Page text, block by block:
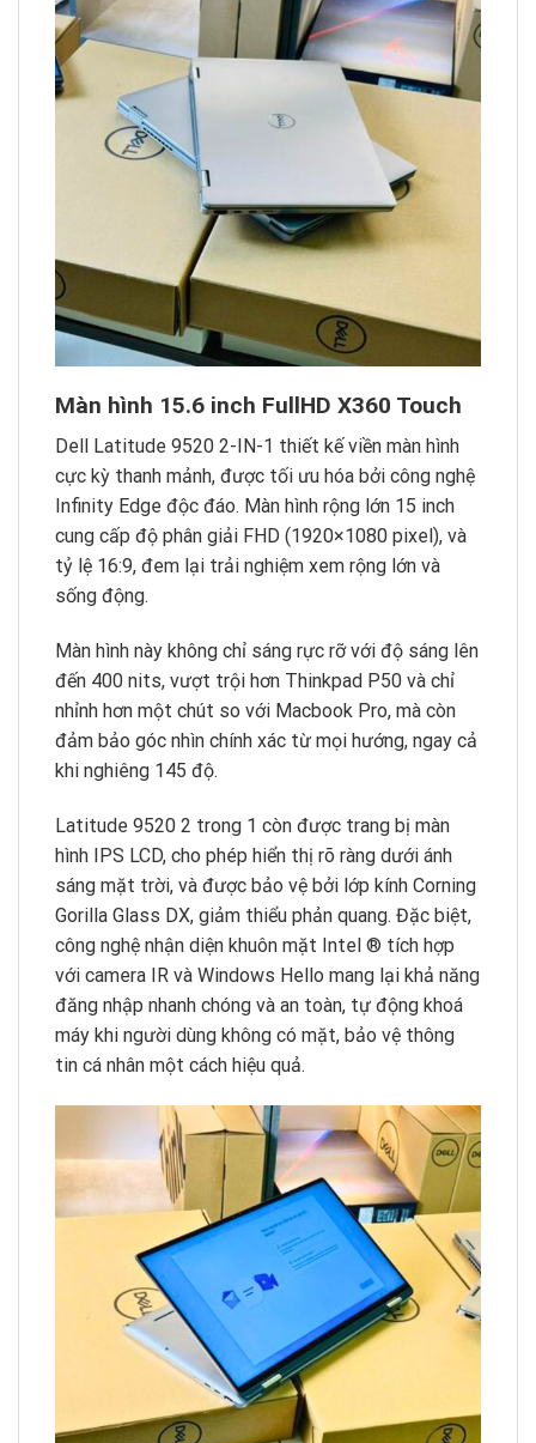
Màn hình 15.6 inch FullHD X360 Touch
Dell Latitude 9520 2-IN-1 thiết kế viền màn hình
cực kỳ thanh mảnh, được tối ưu hóa bởi công nghệ
Infinity Edge độc đáo. Màn hình rộng lớn 15 inch
cung cấp độ phân giải FHD (1920×1080 pixel), và
tỷ lệ 16:9, đem lại trải nghiệm xem rộng lớn và
sống động.
Màn hình này không chỉ sáng rực rỡ với độ sáng lên
đến 400 nits, vượt trội hơn Thinkpad P50 và chỉ
nhỉnh hơn một chút so với Macbook Pro, mà còn
đảm bảo góc nhìn chính xác từ mọi hướng, ngay cả
khi nghiêng 145 độ.
Latitude 9520 2 trong 1 còn được trang bị màn
hình IPS LCD, cho phép hiển thị rõ ràng dưới ánh
sáng mặt trời, và được bảo vệ bởi lớp kính Corning
Gorilla Glass DX, giảm thiểu phản quang. Đặc biệt,
công nghệ nhận diện khuôn mặt Intel ® tích hợp
với camera IR và Windows Hello mang lại khả năng
đăng nhập nhanh chóng và an toàn, tự động khoá
máy khi người dùng không có mặt, bảo vệ thông
tin cá nhân một cách hiệu quả.